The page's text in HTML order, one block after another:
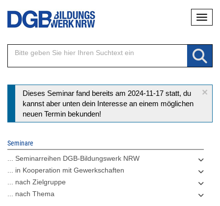
Direkt
Inhalt
×
Statusmeldung
Dieses Seminar fand bereits am 2024-11-17 statt, du
kannst aber unten dein Interesse an einem möglichen
neuen Termin bekunden!
Seminare
... Seminarreihen DGB-Bildungswerk NRW
... in Kooperation mit Gewerkschaften
... nach Zielgruppe
... nach Thema